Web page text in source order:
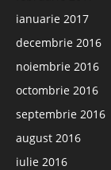
ianuarie 2017
decembrie 2016
noiembrie 2016
octombrie 2016
septembrie 2016
august 2016
iulie 2016